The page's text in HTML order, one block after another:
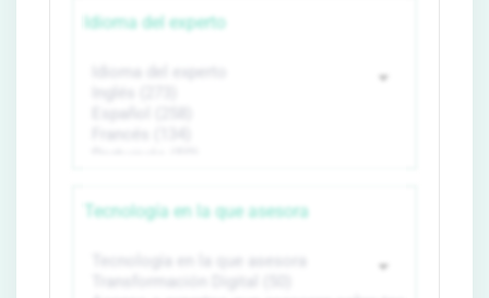
Idioma del experto
Tecnología en la que asesora